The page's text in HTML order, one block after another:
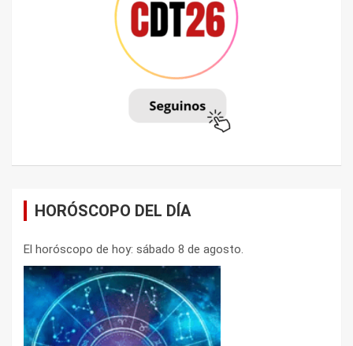
HORÓSCOPO DEL DÍA
El horóscopo de hoy: sábado 8 de agosto.